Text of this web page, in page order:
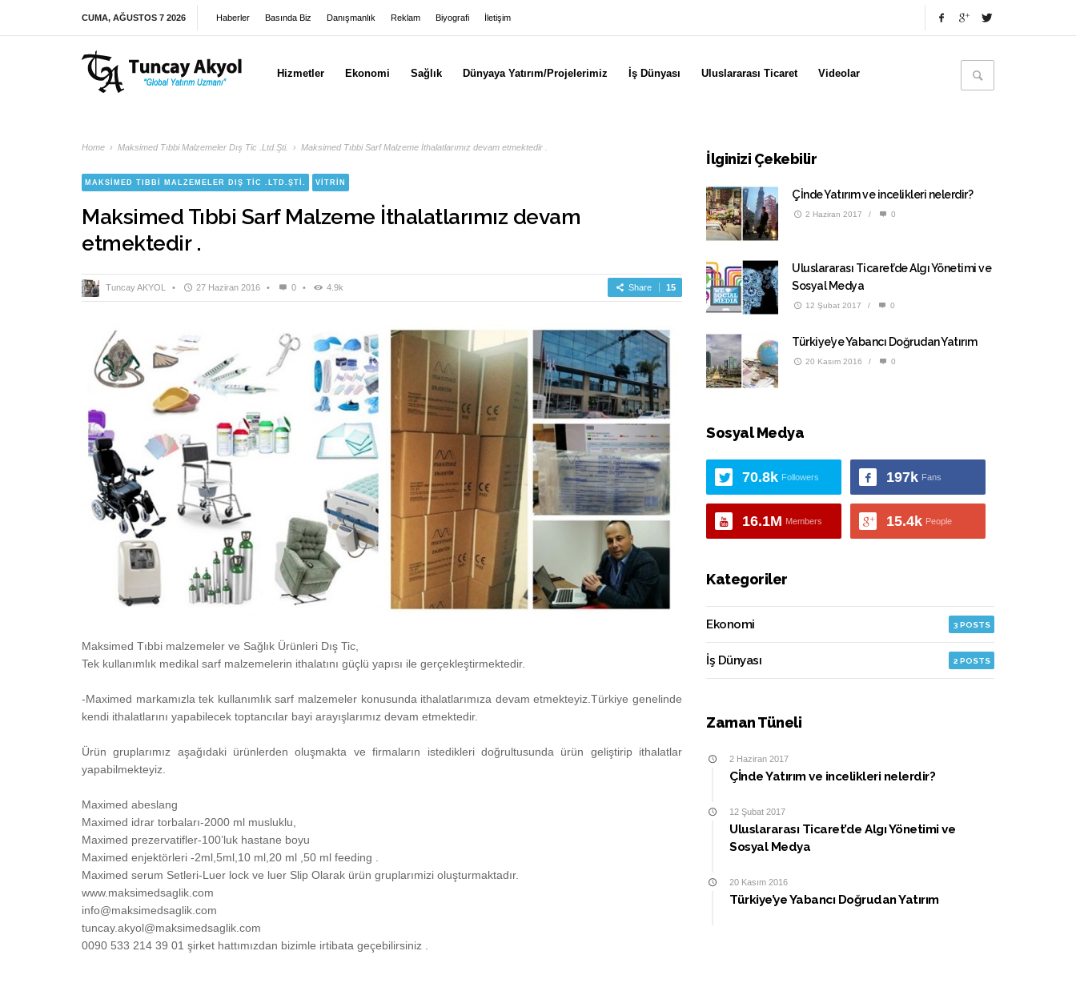
CUMA, AĞUSTOS 7 2026 Haberler Basında Biz Danışmanlık Reklam Biyografi İletişim
Hizmetler Ekonomi Sağlık Dünyaya Yatırım/Projelerimiz İş Dünyası Uluslararası Ticaret Videolar
Home › Maksimed Tıbbi Malzemeler Dış Tic .Ltd.Şti. › Maksimed Tıbbi Sarf Malzeme İthalatlarımız devam etmektedir .
MAKSIMED TIBBI MALZEMELER DIŞ TIC .LTD.ŞTI. VITRIN
Maksimed Tıbbi Sarf Malzeme İthalatlarımız devam
etmektedir .
Tuncay AKYOL • 27 Haziran 2016 • 0 • 4.9k Share 15
Maksimed Tıbbi malzemeler ve Sağlık Ürünleri Dış Tic,
Tek kullanımlık medikal sarf malzemelerin ithalatını güçlü yapısı ile gerçekleştirmektedir.
-Maximed markamızla tek kullanımlık sarf malzemeler konusunda ithalatlarımıza devam etmekteyiz.Türkiye genelinde
kendi ithalatlarını yapabilecek toptancılar bayi arayışlarımız devam etmektedir.
Ürün gruplarımız aşağıdaki ürünlerden oluşmakta ve firmaların istedikleri doğrultusunda ürün geliştirip ithalatlar
yapabilmekteyiz.
Maximed abeslang
Maximed idrar torbaları-2000 ml musluklu,
Maximed prezervatifler-100’luk hastane boyu
Maximed enjektörleri -2ml,5ml,10 ml,20 ml ,50 ml feeding .
Maximed serum Setleri-Luer lock ve luer Slip Olarak ürün gruplarımizi oluşturmaktadır.
www.maksimedsaglik.com
info@maksimedsaglik.com
tuncay.akyol@maksimedsaglik.com
0090 533 214 39 01 şirket hattımızdan bizimle irtibata geçebilirsiniz .
İlginizi Çekebilir
Çİnde Yatırım ve incelikleri nelerdir?
2 Haziran 2017 / 0
Uluslararası Ticaret’de Algı Yönetimi ve
Sosyal Medya
12 Şubat 2017 / 0
Türkiye’ye Yabancı Doğrudan Yatırım
20 Kasım 2016 / 0
Sosyal Medya
70.8k Followers 197k Fans
16.1M Members 15.4k People
Kategoriler
Ekonomi 3 POSTS
İş Dünyası 2 POSTS
Zaman Tüneli
2 Haziran 2017
Çİnde Yatırım ve incelikleri nelerdir?
12 Şubat 2017
Uluslararası Ticaret’de Algı Yönetimi ve
Sosyal Medya
20 Kasım 2016
Türkiye’ye Yabancı Doğrudan Yatırım